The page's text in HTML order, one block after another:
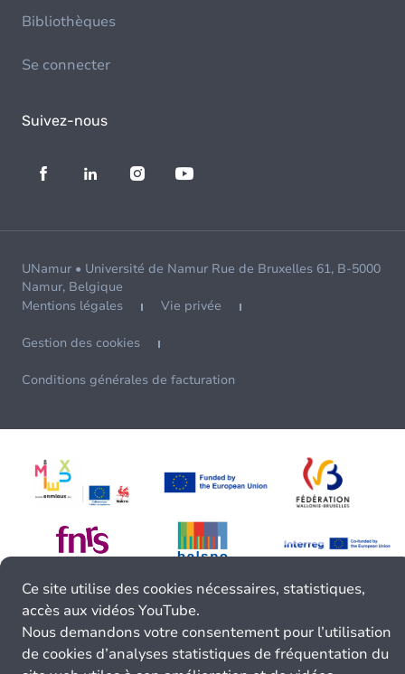
Bibliothèques
Se connecter
Suivez-nous
UNamur • Université de Namur Rue de Bruxelles 61, B-5000
Namur, Belgique
Mentions légales
Vie privée
Gestion des cookies
Conditions générales de facturation
Ce site utilise des cookies nécessaires, statistiques,
accès aux vidéos YouTube.
Nous demandons votre consentement pour l’utilisation
de cookies d’analyses statistiques de fréquentation du